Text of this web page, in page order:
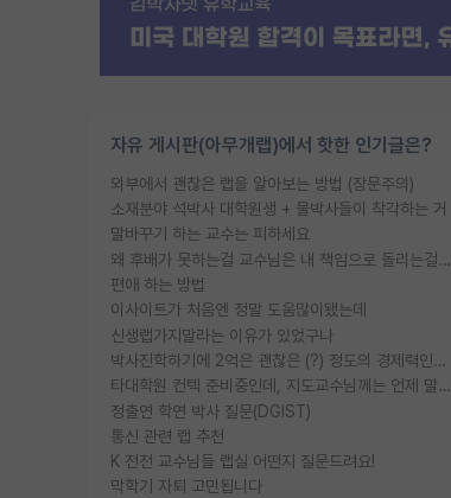
자유 게시판(아무개랩)에서 핫한 인기글은?
외부에서 괜찮은 랩을 알아보는 방법 (장문주의)
소재분야 석박사 대학원생 + 물박사들이 착각하는 거
말바꾸기 하는 교수는 피하세요
왜 후배가 못하는걸 교수님은 내 책임으로 돌리는걸까요?
편애 하는 방법
이사이트가 처음엔 정말 도움많이됐는데
신생랩가지말라는 이유가 있었구나
박사진학하기에 2억은 괜찮은 (?) 정도의 경제력인가요
타대학원 컨텍 준비중인데, 지도교수님께는 언제 말씀드려야 할까요?
정출연 학연 박사 질문(DGIST)
통신 관련 랩 추천
K 전전 교수님들 랩실 어떤지 질문드려요!
막학기 자퇴 고민됩니다